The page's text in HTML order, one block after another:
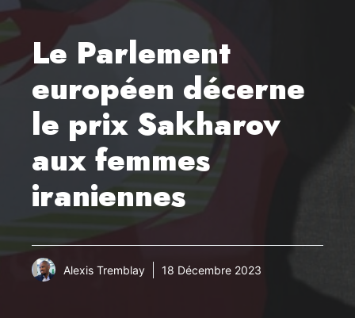
Le Parlement
européen décerne
le prix Sakharov
aux femmes
iraniennes
Alexis Tremblay 18 Décembre 2023